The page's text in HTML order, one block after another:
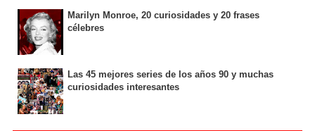
Marilyn Monroe, 20 curiosidades y 20 frases
célebres
Las 45 mejores series de los años 90 y muchas
curiosidades interesantes